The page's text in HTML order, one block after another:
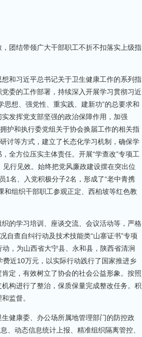
团结带领广大干部职工不折不扣落实上级指
和习近平总书记关于卫生健康工作的系列指
委的工作部署，持续深入开展学习贯彻习近
想、强党性、重实践、建新功”的总要求和
发挥党支部坚强的政治保障作用，加强
护和执行委党组关于协会换届工作的相关指
讨等方式，建立了长态化学习机制，确保学
全方位压实主体责任。开展“学查改”专项工
见行见效。始终把党风廉政建设摆在突出位
1名、入党积极分子2名，形成了“老中青携
和组织干部职工参观正定、西柏坡等红色教
的学习培训、座谈交流、会议活动等，严格
自查自纠行动及技术技能类“山寨证书”专项
，为山西省大宁县、永和县，陕西省清涧
近10万元，以实际行动践行了国家推进乡
定，有效树立了协会的社会公益形象。按照
构进行了整治，保质保量完成整改任务。积
监督。
健康委、办公场所属地管理部门的防控政
、动态信息统计上报、精准组织隔离管控、